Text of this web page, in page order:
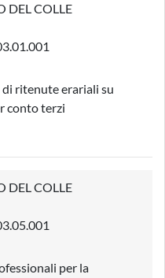
DEL COLLE
ritenute erariali su
conto terzi
DEL COLLE
per la